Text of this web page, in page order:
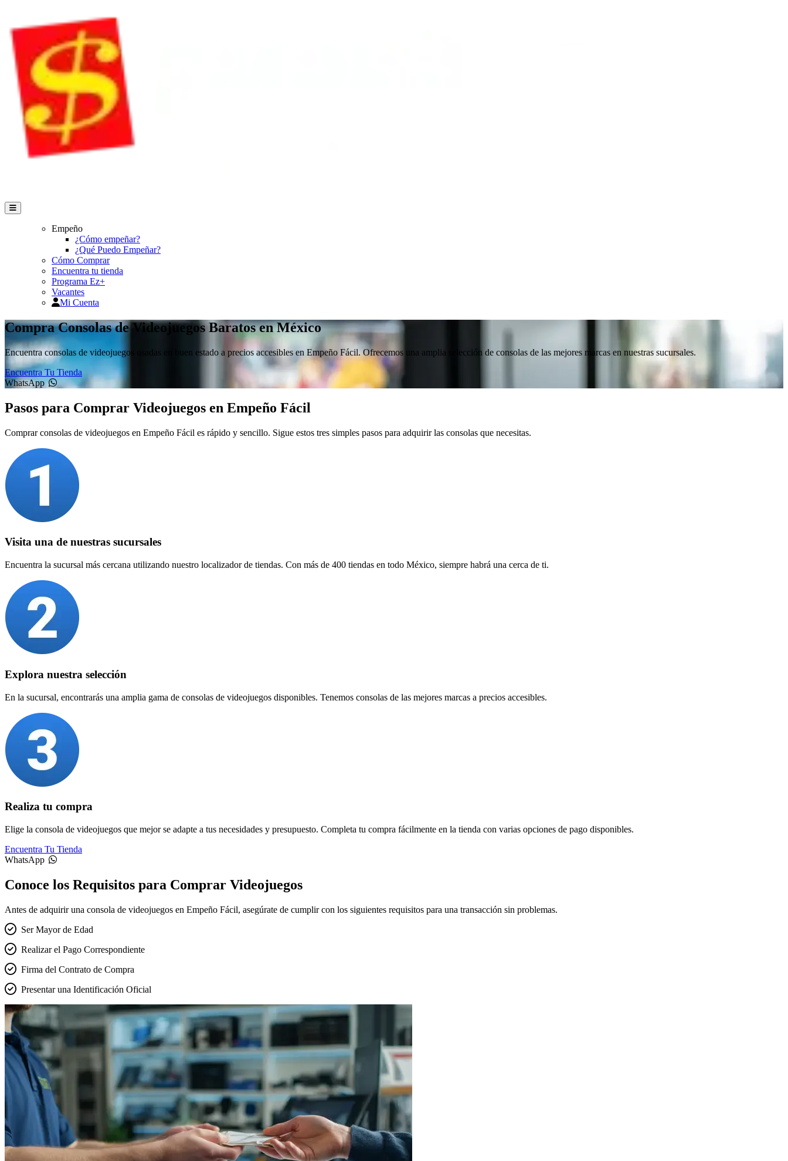
Empeño
¿Cómo empeñar?
¿Qué Puedo Empeñar?
Cómo Comprar
Encuentra tu tienda
Programa Ez+
Vacantes
Mi Cuenta
Compra Consolas de Videojuegos Baratos en México
Encuentra consolas de videojuegos usadas en buen estado a precios accesibles en Empeño Fácil. Ofrecemos una amplia selección de consolas de las mejores marcas en nuestras sucursales.
Encuentra Tu Tienda
WhatsApp
Pasos para Comprar Videojuegos en Empeño Fácil
Comprar consolas de videojuegos en Empeño Fácil es rápido y sencillo. Sigue estos tres simples pasos para adquirir las consolas que necesitas.
Visita una de nuestras sucursales
Encuentra la sucursal más cercana utilizando nuestro localizador de tiendas. Con más de 400 tiendas en todo México, siempre habrá una cerca de ti.
Explora nuestra selección
En la sucursal, encontrarás una amplia gama de consolas de videojuegos disponibles. Tenemos consolas de las mejores marcas a precios accesibles.
Realiza tu compra
Elige la consola de videojuegos que mejor se adapte a tus necesidades y presupuesto. Completa tu compra fácilmente en la tienda con varias opciones de pago disponibles.
Encuentra Tu Tienda
WhatsApp
Conoce los Requisitos para Comprar Videojuegos
Antes de adquirir una consola de videojuegos en Empeño Fácil, asegúrate de cumplir con los siguientes requisitos para una transacción sin problemas.
Ser Mayor de Edad
Realizar el Pago Correspondiente
Firma del Contrato de Compra
Presentar una Identificación Oficial